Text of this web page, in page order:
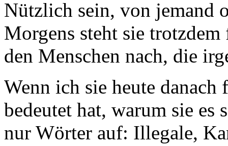
Nützlich sein, von jemand
Morgens steht sie
den Menschen nach, die
Wenn ich sie heute danach
bedeutet hat, warum sie es
nur Wörter auf: Illegale,